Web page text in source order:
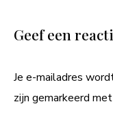
Geef een
Je e-mailadres
zijn gemarkeerd met